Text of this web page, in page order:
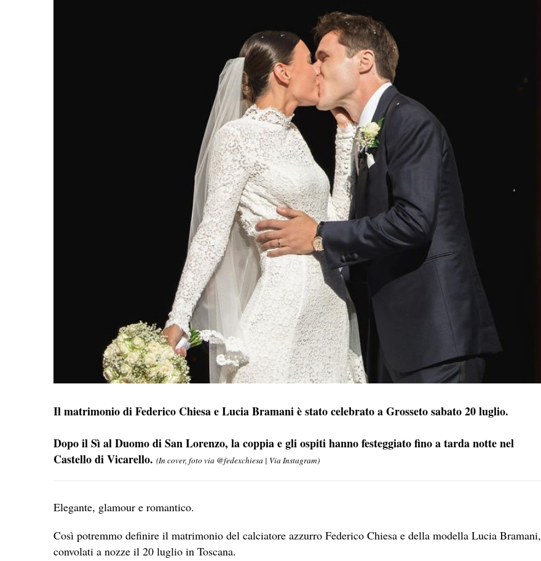
Il matrimonio di Federico Chiesa e Lucia Bramani è stato celebrato a Grosseto sabato 20 luglio.
Dopo il Sì al Duomo di San Lorenzo, la coppia e gli ospiti hanno festeggiato fino a tarda notte nel
Castello di Vicarello. (In cover, foto via @fedexchiesa | Via Instagram)
Elegante, glamour e romantico.
Così potremmo definire il matrimonio del calciatore azzurro Federico Chiesa e della modella Lucia Bramani,
convolati a nozze il 20 luglio in Toscana.